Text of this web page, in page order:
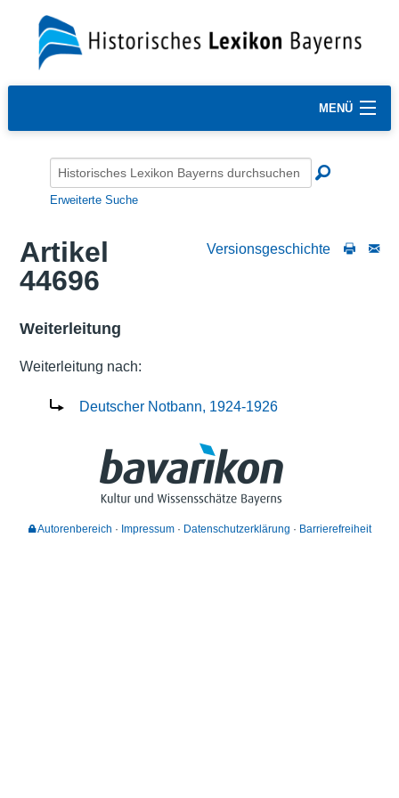
MENÜ
Erweiterte Suche
Versionsgeschichte
Artikel
44696
Weiterleitung
Weiterleitung nach:
Deutscher Notbann, 1924-1926
Autorenbereich Impressum Datenschutzerklärung Barrierefreiheit